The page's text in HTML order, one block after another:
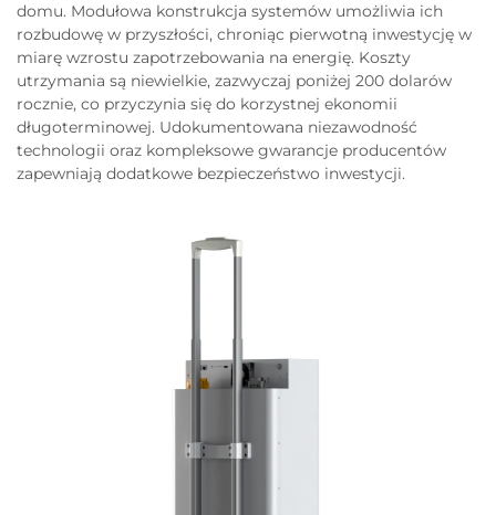
domu. Modułowa konstrukcja systemów umożliwia ich
rozbudowę w przyszłości, chroniąc pierwotną inwestycję w
miarę wzrostu zapotrzebowania na energię. Koszty
utrzymania są niewielkie, zazwyczaj poniżej 200 dolarów
rocznie, co przyczynia się do korzystnej ekonomii
długoterminowej. Udokumentowana niezawodność
technologii oraz kompleksowe gwarancje producentów
zapewniają dodatkowe bezpieczeństwo inwestycji.